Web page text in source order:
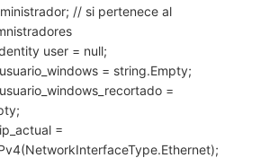
// si pertenece al
user = null;
= string.Empty;
=
=